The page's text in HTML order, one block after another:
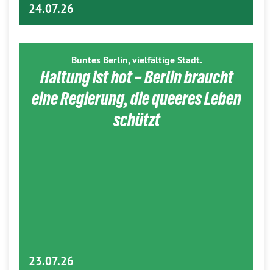
24.07.26
Buntes Berlin, vielfältige Stadt.
Haltung ist hot – Berlin braucht
eine Regierung, die queeres Leben
schützt
23.07.26